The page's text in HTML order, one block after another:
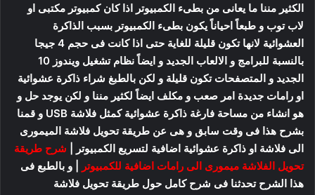
الكثير مننا ما يعانى من بطىء الكمبيوتر اذا كان كمبيوتر مكتبى او
لاب توب و طبعاً احياناً يكون بطىء الكمبيوتر بسبب الذاكرة
العشوائية لانها تكون قليلة للغاية حتى اذا كانت فى حجم 4 جيجا
بالنسبة للبرامج و الالعاب الجديد و ايضاً نظام تشغيل ويندوز 10
الجديد و المتصفحات تكون قليلة و لكن بالطبغ شراء ذاكرة عشوائية
او رامات جديدة امر صعب و مكلف ايضاً لكثير مننا و لكن يوجد حل و
هو انشاء من مساحة فارغة ذاكرة عشوائية كمثل فلاشة USB و قمنا
بشرح هذا فى وقت سابق و هى عن طريقة تحويل فلاشة الميمورى
الى فلاشة او ذاكرة عشوائية اضافية لتسريع الكمبيوتر | شرح طريقة
تحويل الفلاشة ميمورى الى رامات اضافية للكمبيوتر
| و بالطبع فى
هذا الشرح تحدثنا فى شرح كامل حول طريقة تحويل فلاشة